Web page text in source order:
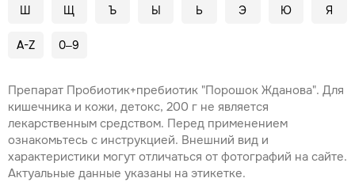
Ш Щ Ъ Ы Ь Э Ю Я
A-Z 0–9
Препарат Пробиотик+пребиотик "Порошок Жданова". Для
кишечника и кожи, детокс, 200 г не является
лекарственным средством. Перед применением
ознакомьтесь с инструкцией. Внешний вид и
характеристики могут отличаться от фотографий на сайте.
Актуальные данные указаны на этикетке.